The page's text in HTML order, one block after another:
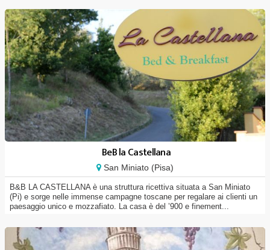
BeB la Castellana
San Miniato (Pisa)
B&B LA CASTELLANA è una struttura ricettiva situata a San Miniato
(Pi) e sorge nelle immense campagne toscane per regalare ai clienti un
paesaggio unico e mozzafiato. La casa è del ’900 e finement...